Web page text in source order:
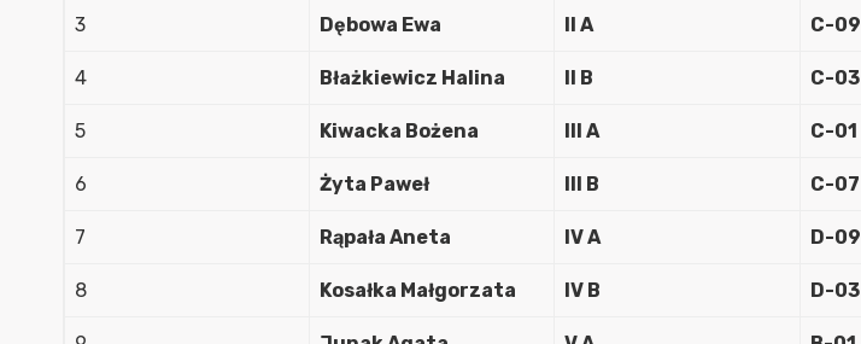
3 Dębowa Ewa II A C-09
4 Błażkiewicz Halina II B C-03
5 Kiwacka Bożena III A C-01
6 Żyta Paweł III B C-07
7 Rąpała Aneta IV A D-09
8 Kosałka Małgorzata IV B D-03